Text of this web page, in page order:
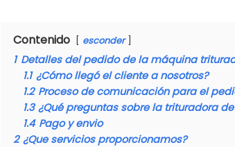
Contenido esconder
1 Detalles del pedido de la máquina
1.1 ¿Cómo llegó el cliente a nosotros?
1.2 Proceso de comunicación para el
1.3 ¿Qué preguntas sobre la trituradora
1.4 Pago y envio
2 ¿Que servicios proporcionamos?